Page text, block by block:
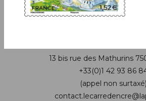
13 bis rue des Mathurins
+33(0)1 42 93 86
(appel non surtaxé)